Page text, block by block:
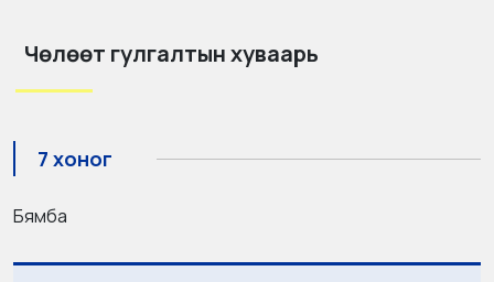
Чөлөөт гулгалтын хуваарь
7 хоног
Бямба